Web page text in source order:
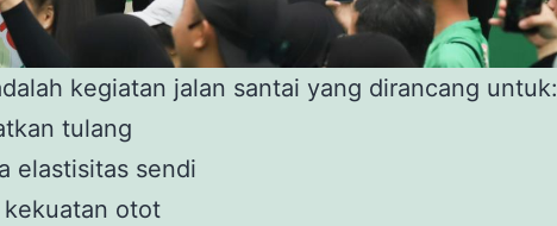
kegiatan jalan santai yang dirancang untuk:
tulang
elastisitas sendi
otot